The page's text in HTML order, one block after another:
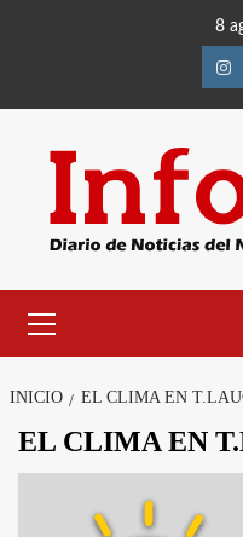
8
primario
INICIO EL CLIMA EN
EL CLIMA EN